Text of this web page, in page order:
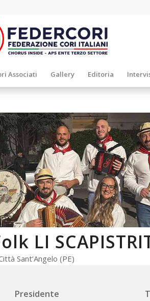
Associati Gallery Editoria
LI
Sant’Angelo (PE)
Presidente